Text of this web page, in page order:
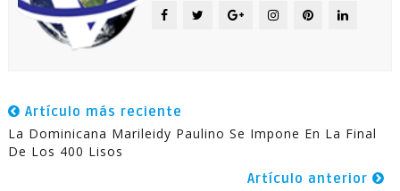
Artículo más reciente
La Dominicana Marileidy Paulino Se Impone En La Final
De Los 400 Lisos
Artículo anterior